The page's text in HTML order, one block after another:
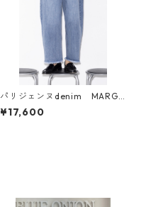
パリジェンヌdenim MARGA
UX MGPT 26010 MGPT 2601
1¥17,600